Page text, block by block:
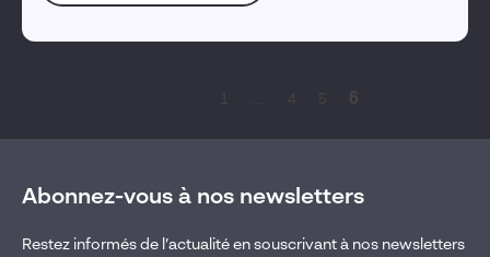
Abonnez-vous à nos newsletters
Restez informés de l’actualité en souscrivant à nos newsletters